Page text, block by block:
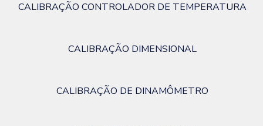
CALIBRAÇÃO CONTROLADOR DE TEMPERATURA
CALIBRAÇÃO DIMENSIONAL
CALIBRAÇÃO DE DINAMÔMETRO